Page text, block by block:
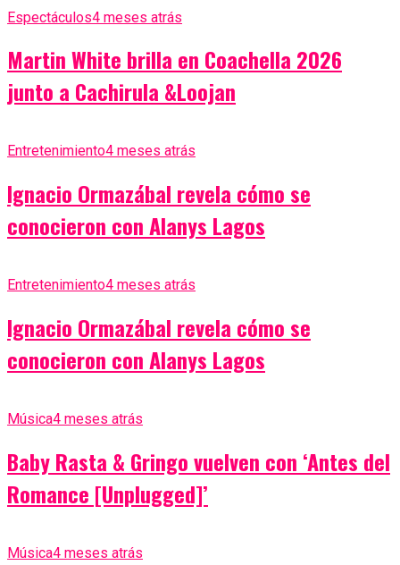
Espectáculos4 meses atrás
Martin White brilla en Coachella 2026
junto a Cachirula &Loojan
Entretenimiento4 meses atrás
Ignacio Ormazábal revela cómo se
conocieron con Alanys Lagos
Entretenimiento4 meses atrás
Ignacio Ormazábal revela cómo se
conocieron con Alanys Lagos
Música4 meses atrás
Baby Rasta & Gringo vuelven con ‘Antes del
Romance [Unplugged]’
Música4 meses atrás